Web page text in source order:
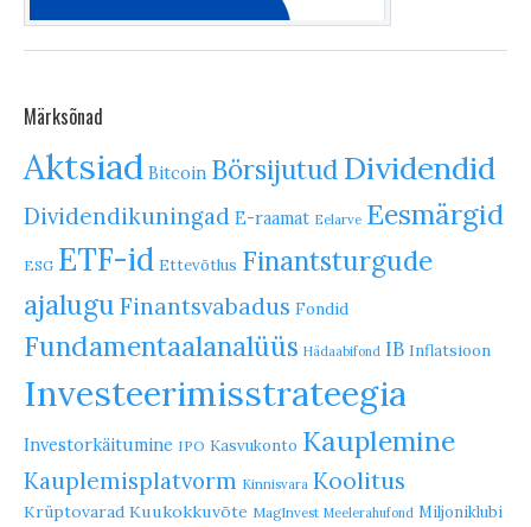
Märksõnad
Aktsiad Bitcoin Börsijutud Dividendid
Dividendikuningad E-raamat Eelarve Eesmärgid
ESG ETF-id Ettevõtlus Finantsturgude
ajalugu Finantsvabadus Fondid
Fundamentaalanalüüs Hädaabifond IB Inflatsioon
Investeerimisstrateegia
Investorkäitumine IPO Kasvukonto Kauplemine
Kauplemisplatvorm Kinnisvara Koolitus
Krüptovarad Kuukokkuvõte MagInvest Meelerahufond Miljoniklubi